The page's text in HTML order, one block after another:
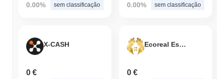
0.00% sem classificação 0.00% sem classificação
X-CASH
0 €
Ecoreal Estate
0 €